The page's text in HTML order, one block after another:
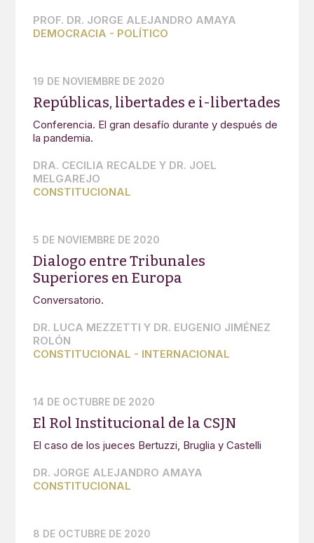
PROF. DR. JORGE ALEJANDRO AMAYA
DEMOCRACIA - POLÍTICO
19 DE NOVIEMBRE DE 2020
Repúblicas, libertades e i-libertades
Conferencia. El gran desafío durante y después de
la pandemia.
DRA. CECILIA RECALDE Y DR. JOEL
MELGAREJO
CONSTITUCIONAL
5 DE NOVIEMBRE DE 2020
Dialogo entre Tribunales
Superiores en Europa
Conversatorio.
DR. LUCA MEZZETTI Y DR. EUGENIO JIMÉNEZ
ROLÓN
CONSTITUCIONAL - INTERNACIONAL
14 DE OCTUBRE DE 2020
El Rol Institucional de la CSJN
El caso de los jueces Bertuzzi, Bruglia y Castelli
DR. JORGE ALEJANDRO AMAYA
CONSTITUCIONAL
8 DE OCTUBRE DE 2020